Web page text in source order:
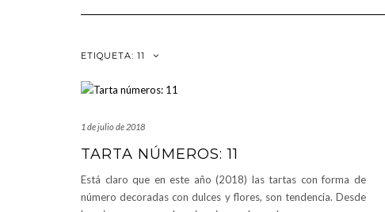
ETIQUETA: 11
1 de julio de 2018
TARTA NÚMEROS: 11
Está claro que en este año (2018) las tartas con forma de
número decoradas con dulces y flores, son tendencia. Desde